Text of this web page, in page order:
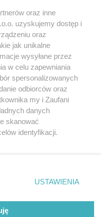
sięz nami
oraz inne
uzyskujemy dostęp i
oraz
jak unikalne
wysyłane przez
w celu zapewniania
spersonalizowanych
odbiorców oraz
my i Zaufani
danych
skanować
identyfikacji.
ustawień prywatności
strony
wymagają zgody
się takiemu
USTAWIENIA